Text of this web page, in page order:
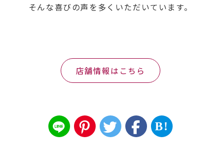
そんな喜びの声を多くいただいています。
店舗情報はこちら
B!